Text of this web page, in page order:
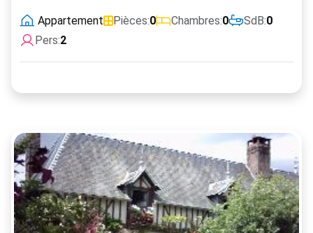
Appartement Pièces:0 Chambres:0 SdB:0
Pers:2